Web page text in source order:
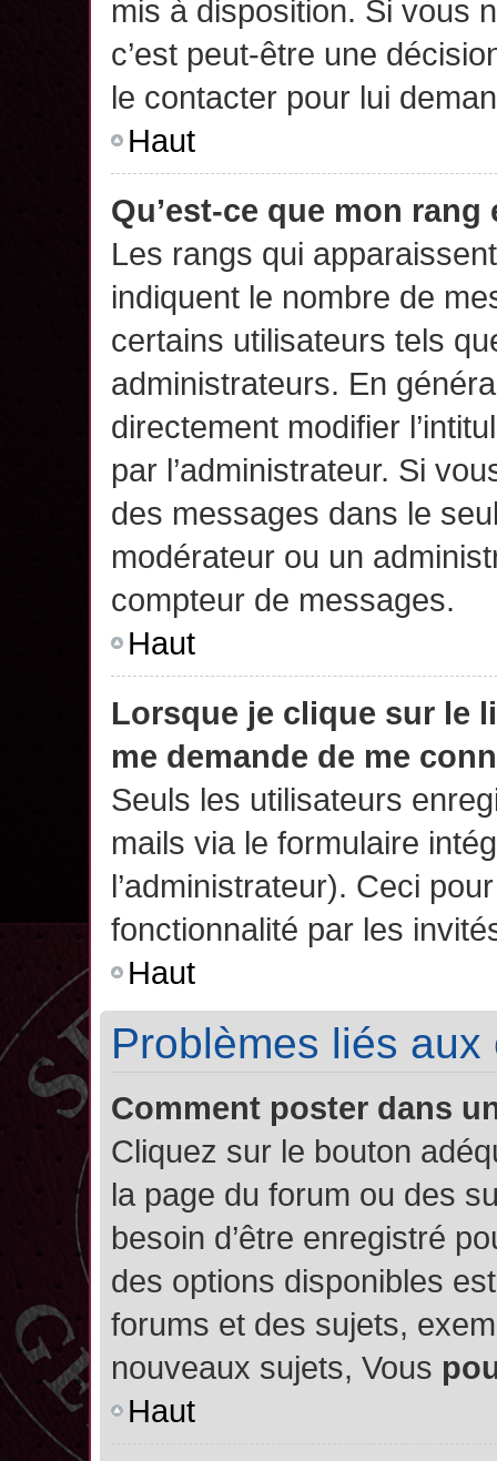
mis à disposition. Si vous
c’est peut-être une
le contacter pour lui
Haut
Qu’est-ce que mon
Les rangs qui
indiquent le nombre de
certains utilisateurs tels
administrateurs. En
directement modifier
par l’administrateur. Si
des messages dans le
modérateur ou un
compteur de messages.
Haut
Lorsque je clique sur le
me demande de me
Seuls les utilisateurs
mails via le formulaire
l’administrateur). Ceci
fonctionnalité par les
Haut
Problèmes liés
Comment poster dans
Cliquez sur le bouton
la page du forum ou des
besoin d’être enregistré
des options disponibles
forums et des sujets,
nouveaux sujets, Vous
Haut